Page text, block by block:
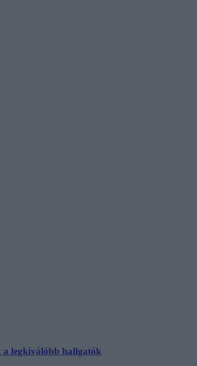
a legkiválóbb hallgatók